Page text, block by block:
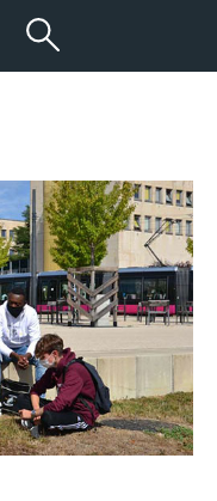
aA - +